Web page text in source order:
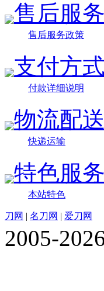
售后服务
售后服务政策
支付方式
付款详细说明
物流配送
快递运输
特色服务
本站特色
刀网 | 名刀网 | 爱刀网
2005-